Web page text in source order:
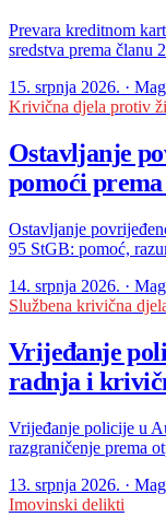
Prevara kreditnom
sredstva prema članu
15. srpnja 2026. ·
Krivična djela protiv
Ostavljanje
pomoći
Ostavljanje
95 StGB: pomoć,
14. srpnja 2026. ·
Službena krivična
Vrijeđanje
radnja i
Vrijeđanje policije u
razgraničenje prema
13. srpnja 2026. ·
Imovinski delikti